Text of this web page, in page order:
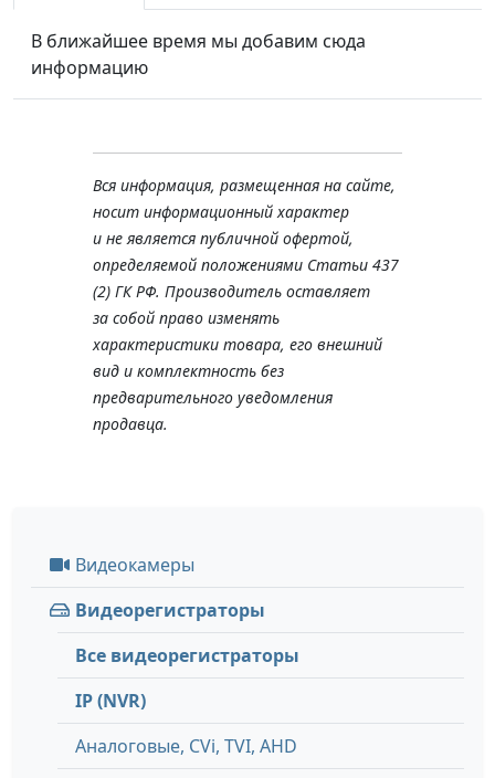
В ближайшее время мы добавим сюда
информацию
Вся информация, размещенная на сайте,
носит информационный характер
и не является публичной офертой,
определяемой положениями Статьи 437
(2) ГК РФ. Производитель оставляет
за собой право изменять
характеристики товара, его внешний
вид и комплектность без
предварительного уведомления
продавца.
Видеокамеры
Видеорегистраторы
Все видеорегистраторы
IP (NVR)
Аналоговые, СVi, TVI, AHD